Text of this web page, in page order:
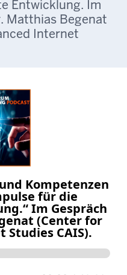
Entwicklung. Im
Matthias Begenat
Internet